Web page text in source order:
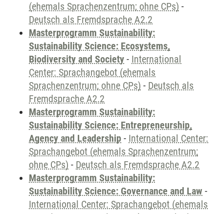
(ehemals Sprachenzentrum; ohne CPs) -
Deutsch als Fremdsprache A2.2
Masterprogramm Sustainability:
Sustainability Science: Ecosystems,
Biodiversity and Society - International
Center: Sprachangebot (ehemals
Sprachenzentrum; ohne CPs) - Deutsch als
Fremdsprache A2.2
Masterprogramm Sustainability:
Sustainability Science: Entrepreneurship,
Agency and Leadership - International Center:
Sprachangebot (ehemals Sprachenzentrum;
ohne CPs) - Deutsch als Fremdsprache A2.2
Masterprogramm Sustainability:
Sustainability Science: Governance and Law -
International Center: Sprachangebot (ehemals